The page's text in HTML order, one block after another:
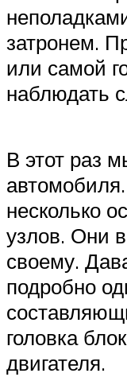
затронем.
или самой
наблюдать
В этот раз
несколько
узлов. Они
своему.
подробно
головка
двигателя.